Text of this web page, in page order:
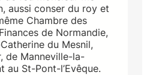
aussi conser du roy et
Chambre des
de Normandie,
du Mesnil,
de Manneville-la-
au St-Pont-l’Evêque.